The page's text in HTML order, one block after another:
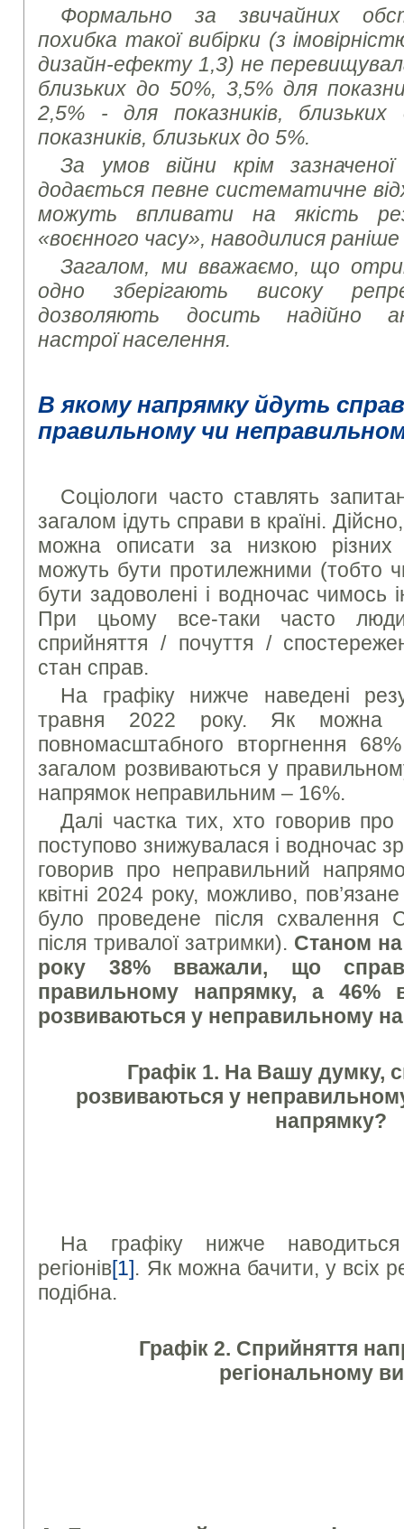
Формально за звичайних
похибка такої вибірки (з
дизайн-ефекту 1,3) не
близьких до 50%, 3,5% для
2,5% - для показників,
показників, близьких до 5%.
За умов війни крім
додається певне систематичне
можуть впливати на якість
«воєнного часу», наводилися
Загалом, ми вважаємо, що
одно зберігають високу
дозволяють досить надійно
настрої населення.
В якому напрямку йдуть
правильному чи
Соціологи часто ставлять
загалом ідуть справи в країні.
можна описати за низкою різних
можуть бути протилежними (тобто
бути задоволені і водночас чимось
При цьому все-таки часто
сприйняття / почуття /
стан справ.
На графіку нижче наведені
травня 2022 року. Як можна
повномасштабного вторгнення
загалом розвиваються у
напрямок неправильним – 16%.
Далі частка тих, хто говорив
поступово знижувалася і водночас
говорив про неправильний
квітні 2024 року, можливо,
було проведене після схвалення
після тривалої затримки). Станом
року 38% вважали, що
правильному напрямку, а 46%
розвиваються у неправильному
Графік 1. На Вашу думку,
розвиваються у
напрямку?
На графіку нижче
регіонів[1]. Як можна бачити, у всіх
подібна.
Графік 2. Сприйняття
регіональному